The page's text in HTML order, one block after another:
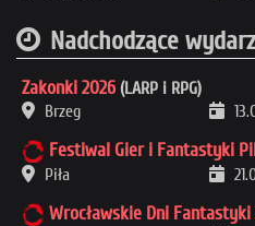
Nadchodzące
Zakonki 2026 (LARP i RPG)
Brzeg
Festiwal Gier i Fantastyki
Piła
Wrocławskie Dni Fantastyki